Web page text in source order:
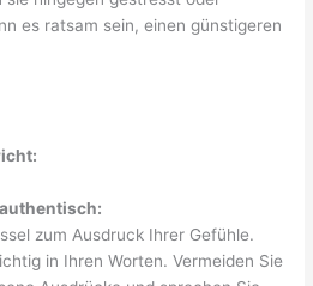
es ratsam sein, einen günstigeren
zum Ausdruck Ihrer Gefühle.
in Ihren Worten. Vermeiden Sie